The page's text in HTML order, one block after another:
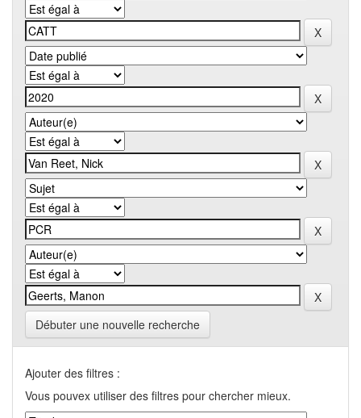
Débuter une nouvelle recherche
Ajouter des filtres :
Vous pouvex utiliser des filtres pour chercher mieux.